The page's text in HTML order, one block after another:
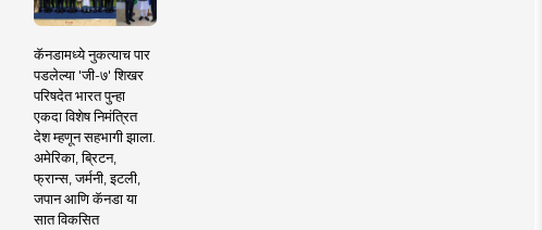
कॅनडामध्ये नुकत्याच पार
पडलेल्या 'जी-७' शिखर
परिषदेत भारत पुन्हा
एकदा विशेष निमंत्रित
देश म्हणून सहभागी झाला.
अमेरिका, ब्रिटन,
फ्रान्स, जर्मनी, इटली,
जपान आणि कॅनडा या
सात विकसित